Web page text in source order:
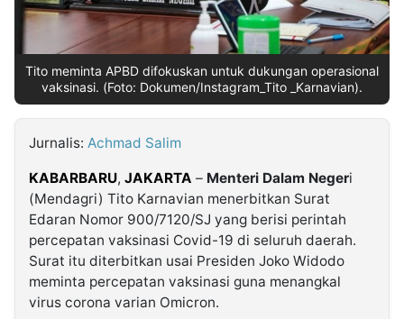
Kabarbaru.co
2026
Tito meminta APBD difokuskan untuk dukungan operasional
vaksinasi. (Foto: Dokumen/Instagram_Tito _Karnavian).
Jurnalis: Achmad Salim
KABARBARU, JAKARTA – Menteri Dalam Negeri
(Mendagri) Tito Karnavian menerbitkan Surat
Edaran Nomor 900/7120/SJ yang berisi perintah
percepatan vaksinasi Covid-19 di seluruh daerah.
Surat itu diterbitkan usai Presiden Joko Widodo
meminta percepatan vaksinasi guna menangkal
virus corona varian Omicron.